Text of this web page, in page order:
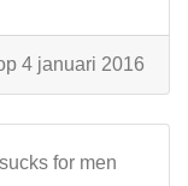
4 januari 2016
for men